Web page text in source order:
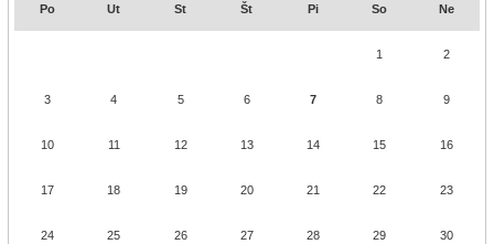
Po Ut St Št Pi So Ne
1 2
3 4 5 6 7 8 9
10 11 12 13 14 15 16
17 18 19 20 21 22 23
24 25 26 27 28 29 30